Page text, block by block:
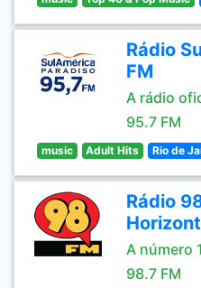
Rádio
FM
A rádio
95.7 FM
music Adult Hits Rio de
Rádio
A número
98.7 FM